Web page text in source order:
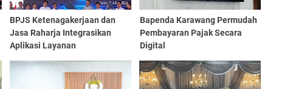
BPJS Ketenagakerjaan dan
Jasa Raharja Integrasikan
Aplikasi Layanan
Bapenda Karawang Permudah
Pembayaran Pajak Secara
Digital